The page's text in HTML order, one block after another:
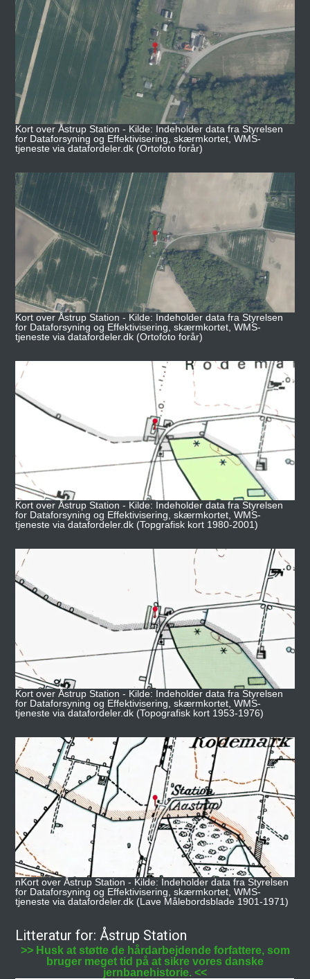
Kort over Åstrup Station - Kilde: Indeholder data fra Styrelsen
for Dataforsyning og Effektivisering, skærmkortet, WMS-
tjeneste via datafordeler.dk (Ortofoto forår)
Kort over Åstrup Station - Kilde: Indeholder data fra Styrelsen
for Dataforsyning og Effektivisering, skærmkortet, WMS-
tjeneste via datafordeler.dk (Ortofoto forår)
Kort over Åstrup Station - Kilde: Indeholder data fra Styrelsen
for Dataforsyning og Effektivisering, skærmkortet, WMS-
tjeneste via datafordeler.dk (Topgrafisk kort 1980-2001)
Kort over Åstrup Station - Kilde: Indeholder data fra Styrelsen
for Dataforsyning og Effektivisering, skærmkortet, WMS-
tjeneste via datafordeler.dk (Topografisk kort 1953-1976)
nKort over Åstrup Station - Kilde: Indeholder data fra Styrelsen
for Dataforsyning og Effektivisering, skærmkortet, WMS-
tjeneste via datafordeler.dk (Lave Målebordsblade 1901-1971)
Litteratur for: Åstrup Station
>> Husk at støtte de hårdarbejdende forfattere, som
bruger meget tid på at sikre vores danske
jernbanehistorie. <<